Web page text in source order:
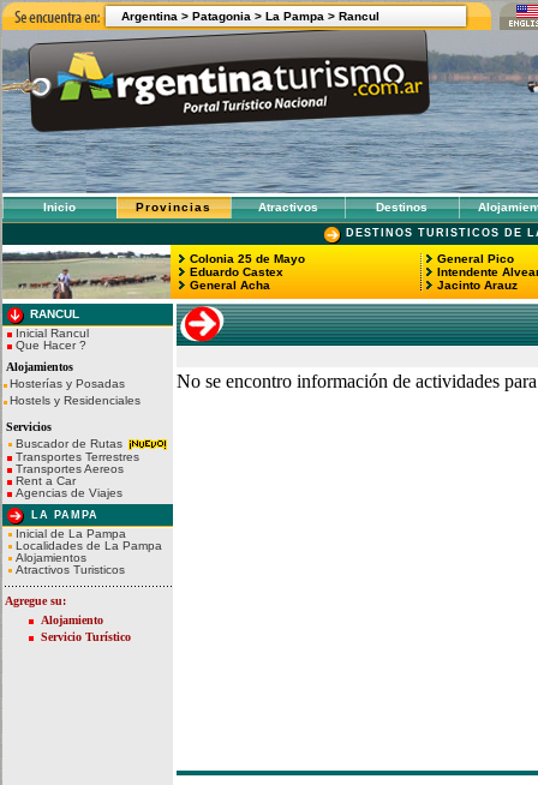
Argentina > Patagonia > La Pampa > Rancul
Inicio Provincias Atractivos Destinos
DESTINOS TURISTICOS DE
Colonia 25 de Mayo
Eduardo Castex
General Acha
General Pico
Intendente
Jacinto Arauz
RANCUL
Inicial Rancul
Que Hacer ?
Alojamientos
Hosterías y Posadas
Hostels y Residenciales
Servicios
Buscador de Rutas
Transportes Terrestres
Transportes Aereos
Rent a Car
Agencias de Viajes
LA PAMPA
Inicial de La Pampa
Localidades de La Pampa
Alojamientos
Atractivos Turisticos
Agregue su:
Alojamiento
Servicio Turístico
No se encontro información de actividades